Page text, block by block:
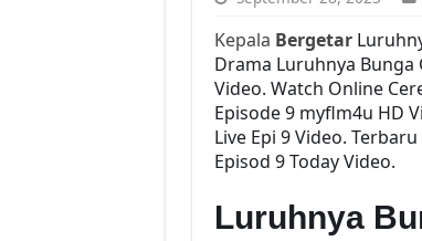
Kepala Bergetar
Drama Luruhnya Bunga
Video. Watch Online
Episode 9 myflm4u HD
Live Epi 9 Video.
Episod 9 Today Video.
Luruhnya